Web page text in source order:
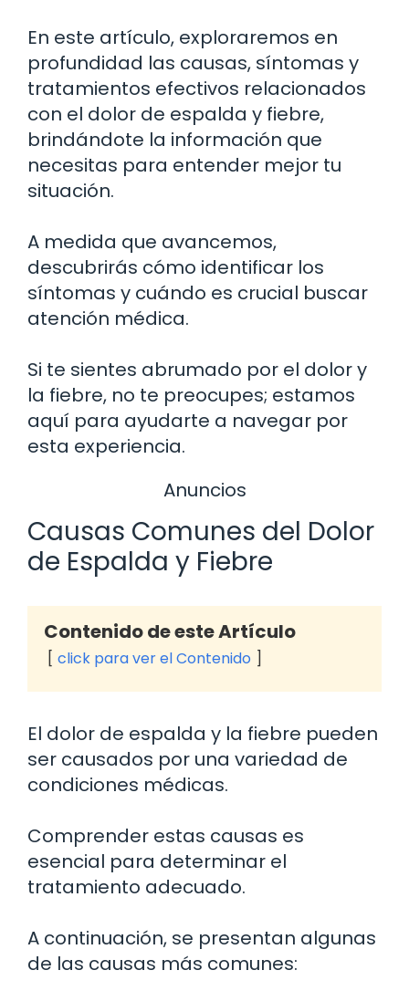
En este artículo, exploraremos en
profundidad las causas, síntomas y
tratamientos efectivos relacionados
con el dolor de espalda y fiebre,
brindándote la información que
necesitas para entender mejor tu
situación.
A medida que avancemos,
descubrirás cómo identificar los
síntomas y cuándo es crucial buscar
atención médica.
Si te sientes abrumado por el dolor y
la fiebre, no te preocupes; estamos
aquí para ayudarte a navegar por
esta experiencia.
Anuncios
Causas Comunes del Dolor
de Espalda y Fiebre
Contenido de este Artículo
click para ver el Contenido
El dolor de espalda y la fiebre pueden
ser causados por una variedad de
condiciones médicas.
Comprender estas causas es
esencial para determinar el
tratamiento adecuado.
A continuación, se presentan algunas
de las causas más comunes: